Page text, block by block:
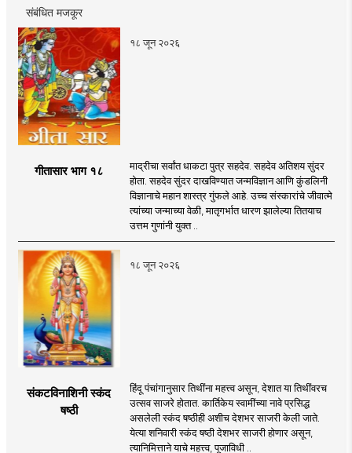
संबंधित मजकूर
१८ जून २०२६
गीतासार भाग १८
माद्रीचा सर्वांत धाकटा पुत्र सहदेव. सहदेव अतिशय सुंदर
होता. सहदेव सुंदर दाखविण्यात जन्मविज्ञान आणि कुंडलिनी
विज्ञानाचे महान शास्त्र गुंफले आहे. उच्च संस्कारांचे जीवात्मे
त्यांच्या जन्माच्या वेळी, मातृगर्भात धारण झालेल्या तितयाच
उत्तम गुणांनी युक्त ..
१८ जून २०२६
संकटविनाशिनी स्कंद
षष्ठी
हिंदू पंचांगानुसार तिथींना महत्त्व असून, देशात या तिथींवरच
उत्सव साजरे होतात. कार्तिकेय स्वामींच्या नावे प्रसिद्ध
असलेली स्कंद षष्ठीही अशीच देशभर साजरी केली जाते.
येत्या शनिवारी स्कंद षष्ठी देशभर साजरी होणार असून,
त्यानिमित्ताने याचे महत्त्व, पूजाविधी ..